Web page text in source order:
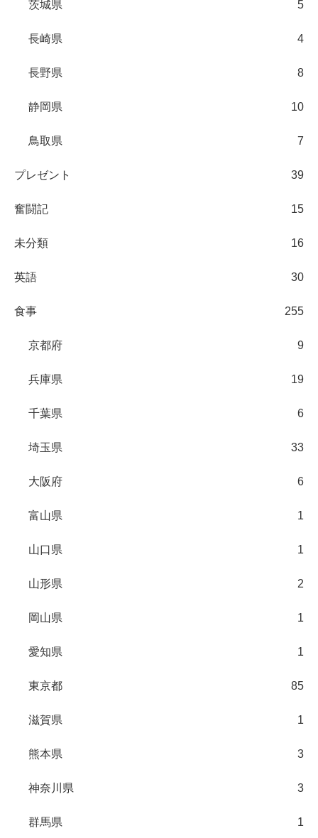
茨城県 5
長崎県 4
長野県 8
静岡県 10
鳥取県 7
プレゼント 39
奮闘記 15
未分類 16
英語 30
食事 255
京都府 9
兵庫県 19
千葉県 6
埼玉県 33
大阪府 6
富山県 1
山口県 1
山形県 2
岡山県 1
愛知県 1
東京都 85
滋賀県 1
熊本県 3
神奈川県 3
群馬県 1